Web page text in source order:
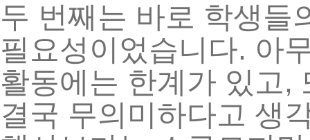
두 번째는 바로 학생들
필요성이었습니다. 아
활동에는 한계가 있고,
결국 무의미하다고 생